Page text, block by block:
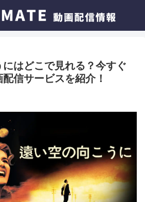
はどこで見れる？今すぐ
信サービスを紹介！